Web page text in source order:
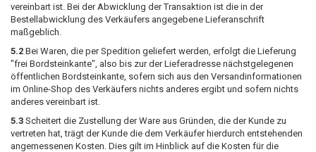
vereinbart ist. Bei der Abwicklung der Transaktion ist die in der
Bestellabwicklung des Verkäufers angegebene Lieferanschrift
maßgeblich.
5.2 Bei Waren, die per Spedition geliefert werden, erfolgt die Lieferung
"frei Bordsteinkante", also bis zur der Lieferadresse nächstgelegenen
öffentlichen Bordsteinkante, sofern sich aus den Versandinformationen
im Online-Shop des Verkäufers nichts anderes ergibt und sofern nichts
anderes vereinbart ist.
5.3 Scheitert die Zustellung der Ware aus Gründen, die der Kunde zu
vertreten hat, trägt der Kunde die dem Verkäufer hierdurch entstehenden
angemessenen Kosten. Dies gilt im Hinblick auf die Kosten für die